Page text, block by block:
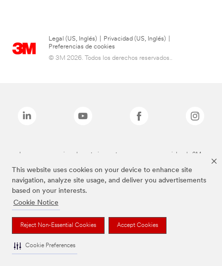
This website uses cookies on your device to enhance site
navigation, analyze site usage, and deliver you advertisements
based on your interests.
Cookie Notice
Reject Non-Essential Cookies Accept Cookies
Cookie Preferences
Legal (US, Inglés) Privacidad (US, Inglés)
Preferencias de cookies
© 3M 2026. Todos los derechos reservados..
Las marcas mencionadas anteriormente son marcas comerciales de 3M.